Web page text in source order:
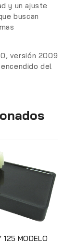
y un ajuste
buscan
versión 2009
del
125 MODELO